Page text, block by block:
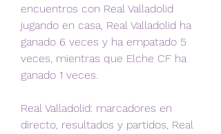
encuentros con Real Valladolid
jugando en casa, Real Valladolid ha
ganado 6 veces y ha empatado 5
veces, mientras que Elche CF ha
ganado 1 veces.
Real Valladolid: marcadores en
directo, resultados y partidos, Real